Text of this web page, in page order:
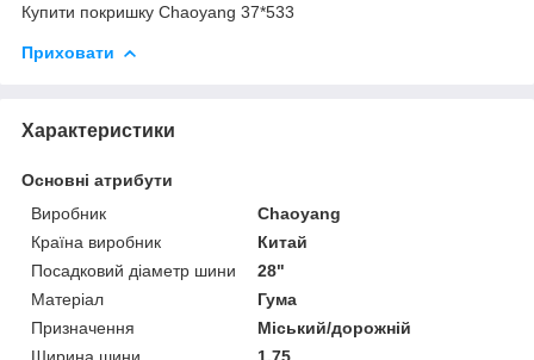
Купити покришку Chaoyang 37*533
Приховати
Характеристики
Основні атрибути
Виробник
Chaoyang
Країна виробник
Китай
Посадковий діаметр шини
28"
Матеріал
Гума
Призначення
Міський/дорожній
Ширина шини
1.75